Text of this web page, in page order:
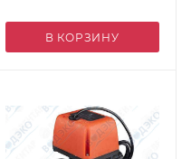
В КОРЗИНУ